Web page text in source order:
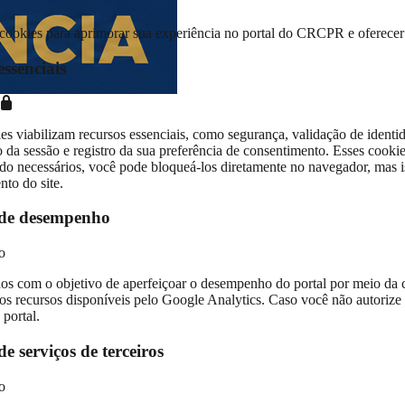
para aprimorar sua experiência no portal do CRCPR e
viabilizam recursos essenciais, como segurança, validação de
da sessão e registro da sua preferência de consentimento. Esses
necessários, você pode bloqueá-los diretamente no navegador, mas
do site.
desempenho
com o objetivo de aperfeiçoar o desempenho do portal por meio da
recursos disponíveis pelo Google Analytics. Caso você não autorize
portal.
serviços de terceiros